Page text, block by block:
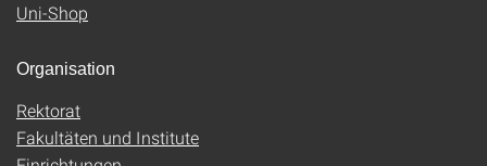
Uni-Shop
Organisation
Rektorat
Fakultäten und Institute